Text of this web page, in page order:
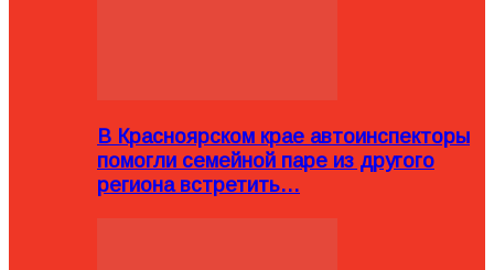
В Красноярском крае автоинспекторы
помогли семейной паре из другого
региона встретить…